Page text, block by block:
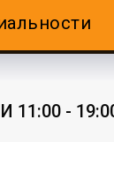
- 19:00;